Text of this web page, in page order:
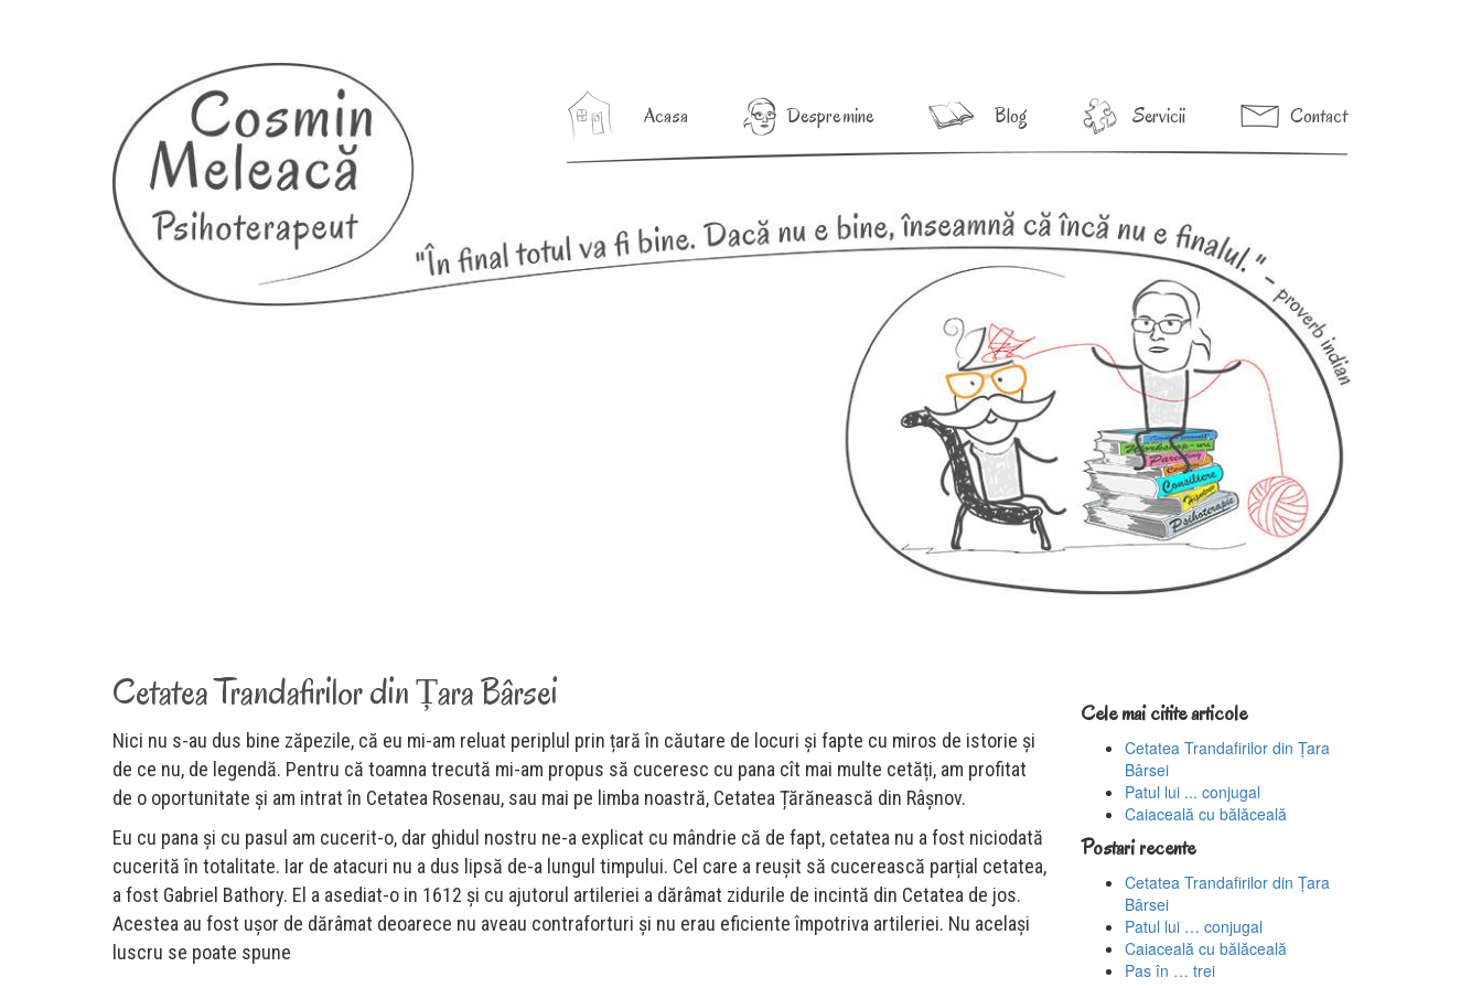
Acasa Despre mine Blog Servicii Contact
Cetatea Trandafirilor din Țara Bârsei
Nici nu s-au dus bine zăpezile, că eu mi-am reluat periplul prin țară în căutare de locuri și fapte cu miros de istorie și
de ce nu, de legendă. Pentru că toamna trecută mi-am propus să cuceresc cu pana cît mai multe cetăți, am profitat
de o oportunitate și am intrat în Cetatea Rosenau, sau mai pe limba noastră, Cetatea Țărănească din Râșnov.
Eu cu pana și cu pasul am cucerit-o, dar ghidul nostru ne-a explicat cu mândrie că de fapt, cetatea nu a fost niciodată
cucerită în totalitate. Iar de atacuri nu a dus lipsă de-a lungul timpului. Cel care a reușit să cucerească parțial cetatea,
a fost Gabriel Bathory. El a asediat-o in 1612 și cu ajutorul artileriei a dărâmat zidurile de incintă din Cetatea de jos.
Acestea au fost ușor de dărâmat deoarece nu aveau contraforturi și nu erau eficiente împotriva artileriei. Nu același
luscru se poate spune
Cele mai citite articole
Cetatea Trandafirilor din Țara
Bârsei
Patul lui ... conjugal
Caiaceală cu bălăceală
Postari recente
Cetatea Trandafirilor din Țara
Bârsei
Patul lui … conjugal
Caiaceală cu bălăceală
Pas în … trei